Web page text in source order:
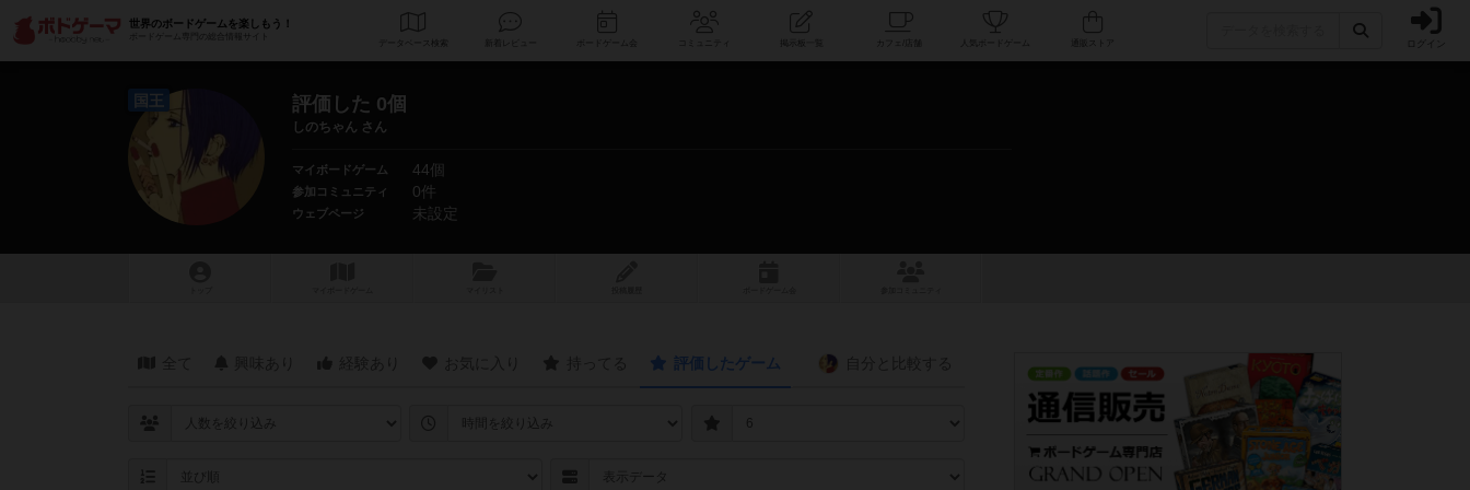
世界のボードゲームを楽しもう！
ボードゲーム専門の総合情報サイト
データベース コミュニティ 人気ボードゲーム ログイン
国王 評価した 0個
しのちゃん さん
マイボードゲーム 44個
参加コミュニティ 0件
ウェブページ 未設定
評価したゲーム